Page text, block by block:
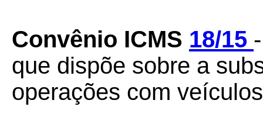
Convênio ICMS 18/15
que dispõe sobre a
operações com